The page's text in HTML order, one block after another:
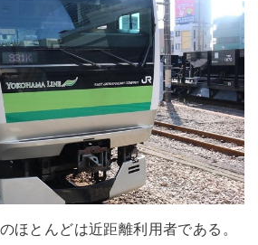
ほとんどは近距離利用者である。